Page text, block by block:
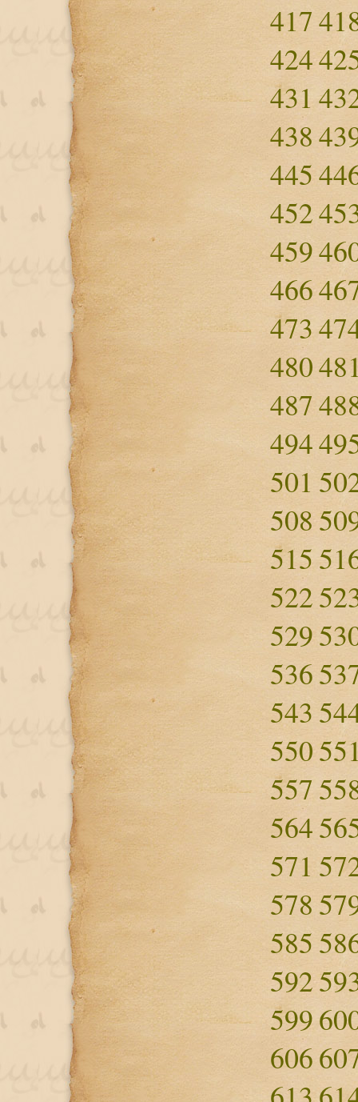
417
424
431
438
445
452
459
466
473
480
487
494
501
508
515
522
529
536
543
550
557
564
571
578
585
592
599
606